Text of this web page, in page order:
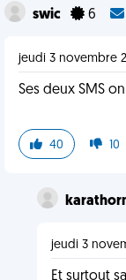
swic 6
jeudi 3 novembre
Ses deux SMS
40 10
jeudi 3
Et surtout